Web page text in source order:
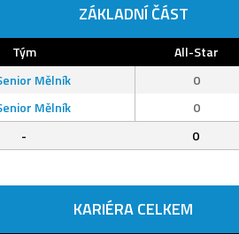
ZÁKLADNÍ ČÁST
Tým All-Star
Mělník 0
Mělník 0
- 0
KARIÉRA CELKEM